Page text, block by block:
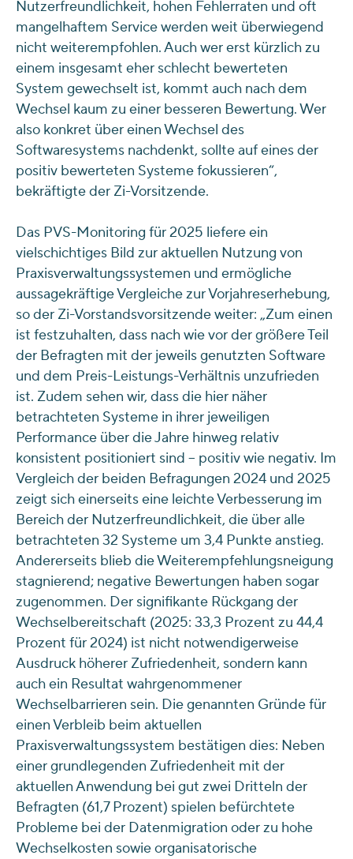
Nutzerfreundlichkeit, hohen Fehlerraten und oft
mangelhaftem Service werden weit überwiegend
nicht weiterempfohlen. Auch wer erst kürzlich zu
einem insgesamt eher schlecht bewerteten
System gewechselt ist, kommt auch nach dem
Wechsel kaum zu einer besseren Bewertung. Wer
also konkret über einen Wechsel des
Softwaresystems nachdenkt, sollte auf eines der
positiv bewerteten Systeme fokussieren“,
bekräftigte der Zi-Vorsitzende.
Das PVS-Monitoring für 2025 liefere ein
vielschichtiges Bild zur aktuellen Nutzung von
Praxisverwaltungssystemen und ermögliche
aussagekräftige Vergleiche zur Vorjahreserhebung,
so der Zi-Vorstandsvorsitzende weiter: „Zum einen
ist festzuhalten, dass nach wie vor der größere Teil
der Befragten mit der jeweils genutzten Software
und dem Preis-Leistungs-Verhältnis unzufrieden
ist. Zudem sehen wir, dass die hier näher
betrachteten Systeme in ihrer jeweiligen
Performance über die Jahre hinweg relativ
konsistent positioniert sind – positiv wie negativ. Im
Vergleich der beiden Befragungen 2024 und 2025
zeigt sich einerseits eine leichte Verbesserung im
Bereich der Nutzerfreundlichkeit, die über alle
betrachteten 32 Systeme um 3,4 Punkte anstieg.
Andererseits blieb die Weiterempfehlungsneigung
stagnierend; negative Bewertungen haben sogar
zugenommen. Der signifikante Rückgang der
Wechselbereitschaft (2025: 33,3 Prozent zu 44,4
Prozent für 2024) ist nicht notwendigerweise
Ausdruck höherer Zufriedenheit, sondern kann
auch ein Resultat wahrgenommener
Wechselbarrieren sein. Die genannten Gründe für
einen Verbleib beim aktuellen
Praxisverwaltungssystem bestätigen dies: Neben
einer grundlegenden Zufriedenheit mit der
aktuellen Anwendung bei gut zwei Dritteln der
Befragten (61,7 Prozent) spielen befürchtete
Probleme bei der Datenmigration oder zu hohe
Wechselkosten sowie organisatorische